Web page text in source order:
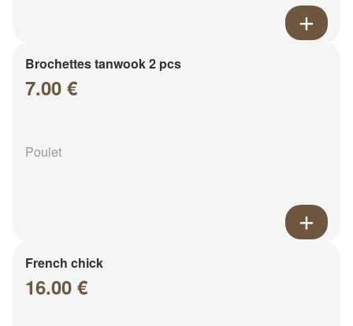
Brochettes tanwook 2 pcs
7.00 €
Poulet
French chick
16.00 €